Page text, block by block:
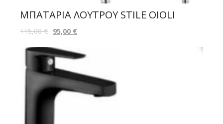
ΜΠΑΤΑΡΙΑ ΛΟΥΤΡΟΥ STILE OIOLI
115,00€ 95,00 €